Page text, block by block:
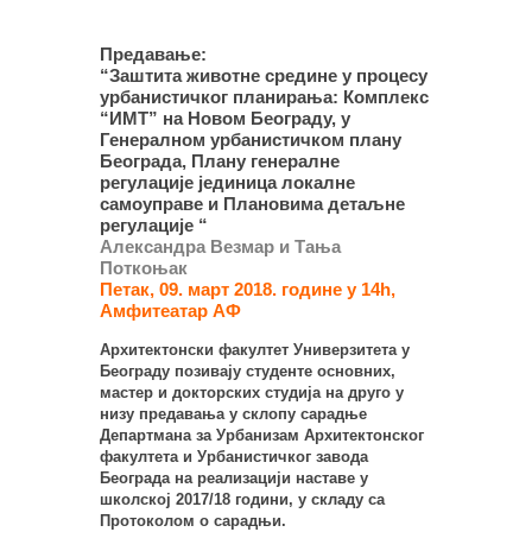
Предавање:
“Заштита животне средине у процесу
урбанистичког планирања: Комплекс
“ИМТ” на Новом Београду, у
Генералном урбанистичком плану
Београда, Плану генералне
регулације јединица локалне
самоуправе и Плановима детаљне
регулације “
Александра Везмар и Тања
Поткоњак
Петак, 09. март 2018. године у 14h,
Амфитеатар АФ
Архитектонски факултет Универзитета у
Београду позивају студенте основних,
мастер и докторских студија на друго у
низу предавања у склопу сарадње
Департмана за Урбанизам Архитектонског
факултета и Урбанистичког завода
Београда на реализацији наставе у
школској 2017/18 години, у складу са
Протоколом о сарадњи.